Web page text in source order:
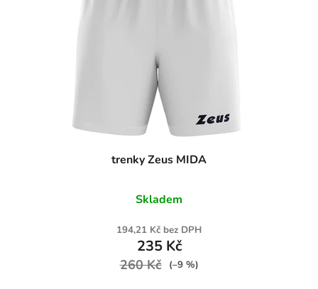
trenky Zeus MIDA
Skladem
194,21 Kč bez DPH
235 Kč
260 Kč (–9 %)